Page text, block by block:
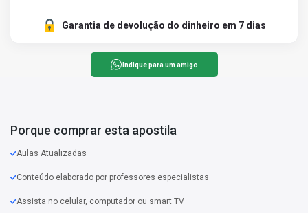
Garantia de devolução do dinheiro em 7 dias
Indique para um amigo
Porque comprar esta apostila
Aulas Atualizadas
Conteúdo elaborado por professores especialistas
Assista no celular, computador ou smart TV